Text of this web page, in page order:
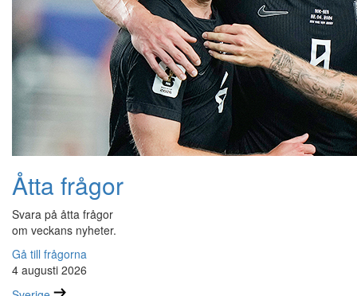
Åtta frågor
Svara på åtta frågor
om veckans nyheter.
Gå till frågorna
4 augusti 2026